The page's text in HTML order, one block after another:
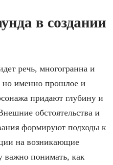
в создании
речь, многогранна и
но именно прошлое и
придают глубину и
обстоятельства и
формируют подходы к
на возникающие
понимать, как